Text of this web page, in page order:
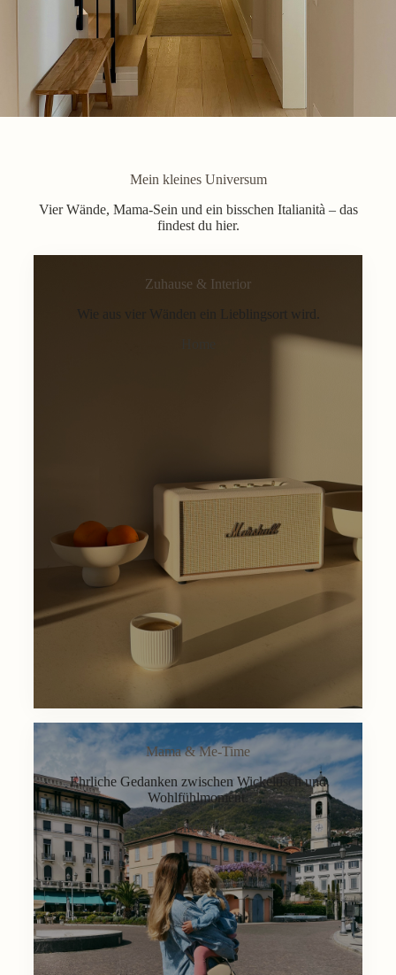
Mein kleines Universum
Vier Wände, Mama-Sein und ein bisschen Italianità – das
findest du hier.
Zuhause & Interior
Wie aus vier Wänden ein Lieblingsort wird.
Mama & Me-Time
Ehrliche Gedanken zwischen Wickeltisch und
Wohlfühlmoment.
Lifestyle